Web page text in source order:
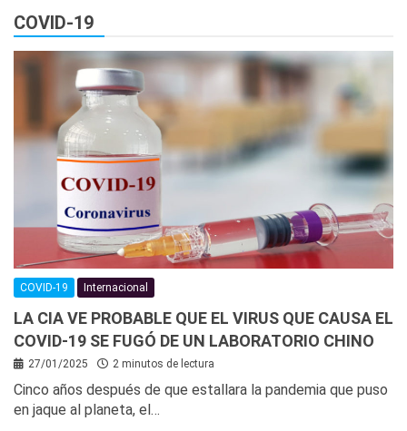
COVID-19
COVID-19 Internacional
LA CIA VE PROBABLE QUE EL VIRUS QUE CAUSA EL
COVID-19 SE FUGÓ DE UN LABORATORIO CHINO
27/01/2025 2 minutos de lectura
Cinco años después de que estallara la pandemia que puso
en jaque al planeta, el…